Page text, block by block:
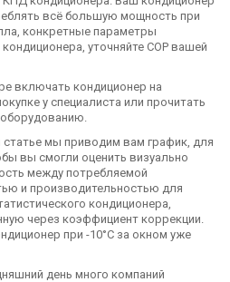
всё большую мощность при
конкретные параметры
уточняйте COP вашей
включать кондиционер на
у специалиста или прочитать
статье мы приводим вам график, для
вы смогли оценить визуально
между потребляемой
и производительностью для
кондиционера,
через коэффициент коррекции.
при -10°С за окном уже
день много компаний